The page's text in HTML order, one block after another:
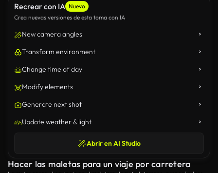
Recrear con IA Nuevo
Crea nuevas versiones de esta toma con IA
New camera angles
Transform environment
Change time of day
Modify elements
Generate next shot
Update weather & light
Abrir en AI Studio
Hacer las maletas para un viaje por carretera